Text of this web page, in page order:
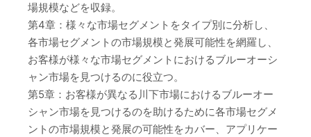
場規模などを収録。
第4章：様々な市場セグメントをタイプ別に分析し、
各市場セグメントの市場規模と発展可能性を網羅し、
お客様が様々な市場セグメントにおけるブルーオーシ
ャン市場を見つけるのに役立つ。
第5章：お客様が異なる川下市場におけるブルーオー
シャン市場を見つけるのを助けるために各市場セグメ
ントの市場規模と発展の可能性をカバー、アプリケー